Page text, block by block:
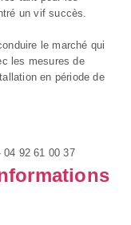
un vif succès.
le marché qui
les mesures de
en période de
92 61 00 37